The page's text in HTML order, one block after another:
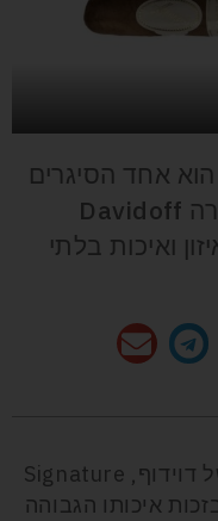
Davidoff Signature 2000 הוא אחד הסיגרים
המזוהים ביותר עם מותג היוקרה Davidoff
ואיכות בלתי
אחד הסיגרים האיקוניים ביותר של דוידוף, Signature
איכותו הגבוהה